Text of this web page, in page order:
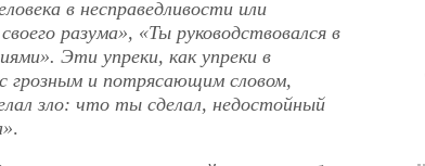
в несправедливости или
разума», «Ты руководствовался в
Эти упреки, как упреки в
грозным и потрясающим словом,
зло: что ты сделал, недостойный
.